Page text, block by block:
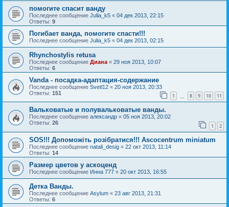
помогите спасит ванду
Последнее сообщение Julia_k5 « 04 дек 2013, 22:15
Ответы: 9
Погибает ванда, помогите спасти!!!
Последнее сообщение Julia_k5 « 04 дек 2013, 02:15
Rhynchostylis retusa
Последнее сообщение Диана « 29 ноя 2013, 10:07
Ответы: 6
Vanda - посадка-адаптация-содержание
Последнее сообщение Svetl12 « 20 ноя 2013, 20:33
Ответы: 151 1 8 9 10 11
Вальковатые и полувальковатые ванды.
Последнее сообщение александр « 05 ноя 2013, 20:02
Ответы: 26 1 2
SOS!!! Допоможіть розібратися!!! Ascocentrum miniatum
Последнее сообщение natali_desig « 22 окт 2013, 11:14
Ответы: 14
Размер цветов у аскоценд
Последнее сообщение Инна 777 « 20 окт 2013, 16:55
Детка Ванды.
Последнее сообщение Asylum « 23 авг 2013, 21:31
Ответы: 6